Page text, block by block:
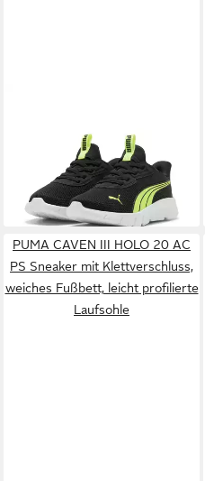
Sneaker SLIPTECH™
Technologie: praktisches
Anziehen ohne Hände
ab 30,99 € UVP 34,95 €
PUMA CAVEN III HOLO 20 AC
PS Sneaker mit Klettverschluss,
weiches Fußbett, leicht profilierte
Laufsohle